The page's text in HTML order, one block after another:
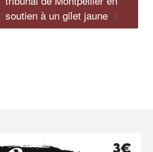
soutien à un gilet jaune